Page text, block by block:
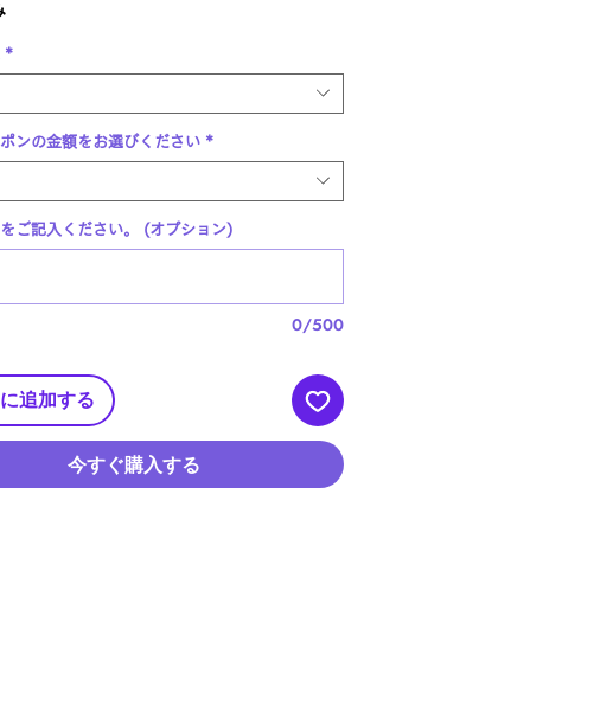
価
格
*
ンの金額をお選びください *
をご記入ください。 (オプション)
0/500
追加する
今すぐ購入する